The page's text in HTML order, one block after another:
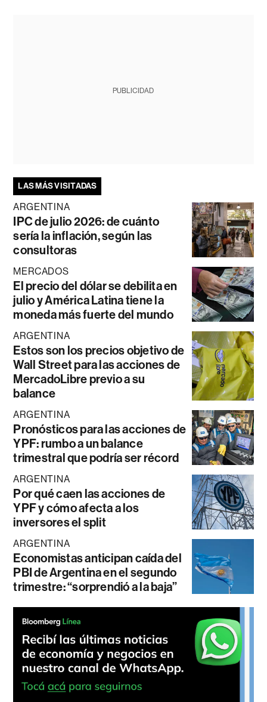
PUBLICIDAD
LAS MÁS VISITADAS
ARGENTINA
IPC de julio 2026: de cuánto
sería la inflación, según las
consultoras
MERCADOS
El precio del dólar se debilita en
julio y América Latina tiene la
moneda más fuerte del mundo
ARGENTINA
Estos son los precios objetivo de
Wall Street para las acciones de
MercadoLibre previo a su
balance
ARGENTINA
Pronósticos para las acciones de
YPF: rumbo a un balance
trimestral que podría ser récord
ARGENTINA
Por qué caen las acciones de
YPF y cómo afecta a los
inversores el split
ARGENTINA
Economistas anticipan caída del
PBI de Argentina en el segundo
trimestre: “sorprendió a la baja”